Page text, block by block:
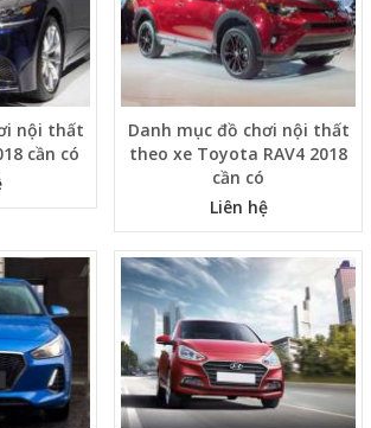
nội thất
cần có
Danh mục đồ chơi nội thất
theo xe Toyota RAV4 2018
cần có
Liên hệ